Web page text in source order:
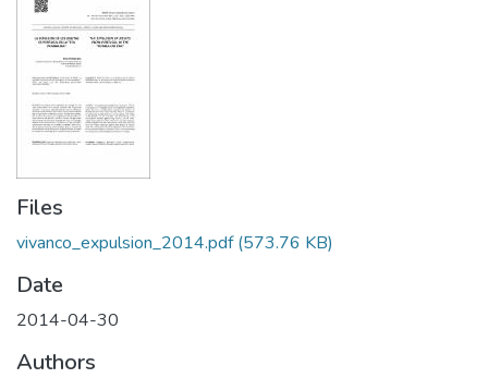
All of DSpace
Statistics
Policies
Files
vivanco_expulsion_2014.pdf(573.76 KB)
Date
2014-04-30
Authors